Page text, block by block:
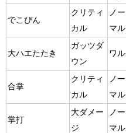
でこぴん
クリティ
カル
ノー
マル
大ハエたたき
ガッツダ
ウン
ワル
合掌
クリティ
カル
ノー
マル
掌打
大ダメー
ジ
ノー
マル